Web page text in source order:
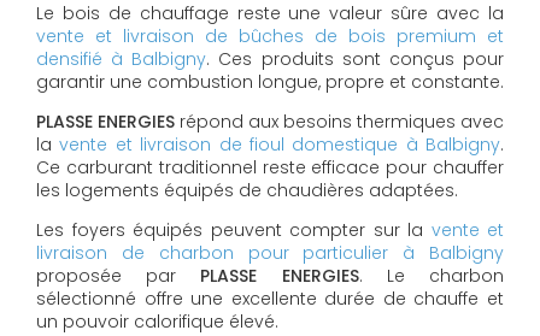
Le bois de chauffage reste une valeur sûre avec la
vente et livraison de bûches de bois premium et
densifié à Balbigny. Ces produits sont conçus pour
garantir une combustion longue, propre et constante.
PLASSE ENERGIES répond aux besoins thermiques avec
lavente et livraison de fioul domestique à Balbigny.
Ce carburant traditionnel reste efficace pour chauffer
les logements équipés de chaudières adaptées.
Les foyers équipés peuvent compter sur la vente et
livraison de charbon pour particulier à Balbigny
proposée par PLASSE ENERGIES. Le charbon
sélectionné offre une excellente durée de chauffe et
un pouvoir calorifique élevé.